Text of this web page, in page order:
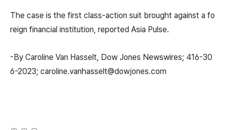
The case is the first class-action suit brought against a fo
reign financial institution, reported Asia Pulse.
-By Caroline Van Hasselt, Dow Jones Newswires; 416-30
6-2023; caroline.vanhasselt@dowjones.com